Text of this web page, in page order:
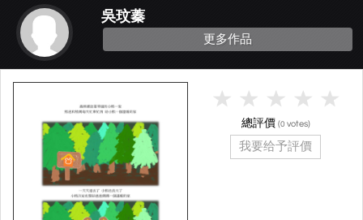
吳玟蓁
更多作品
總評價 (0 votes)
我要给予評價